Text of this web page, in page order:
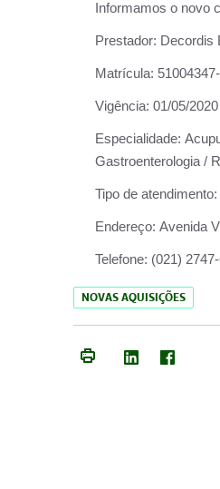
Informamos o novo
Prestador: Decordis
Matrícula:
Vigência: 01/05/2020
Especialidade:
Gastroenterologia /
Tipo de atendimento:
Endereço: Avenida
Telefone: (021)
NOVAS AQUISIÇÕES